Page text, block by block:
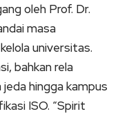
oleh Prof. Dr.
masa
universitas.
bahkan rela
hingga kampus
ISO. “Spirit